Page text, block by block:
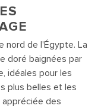
nord de l'Égypte. La
doré baignées par
idéales pour les
plus belles et les
des